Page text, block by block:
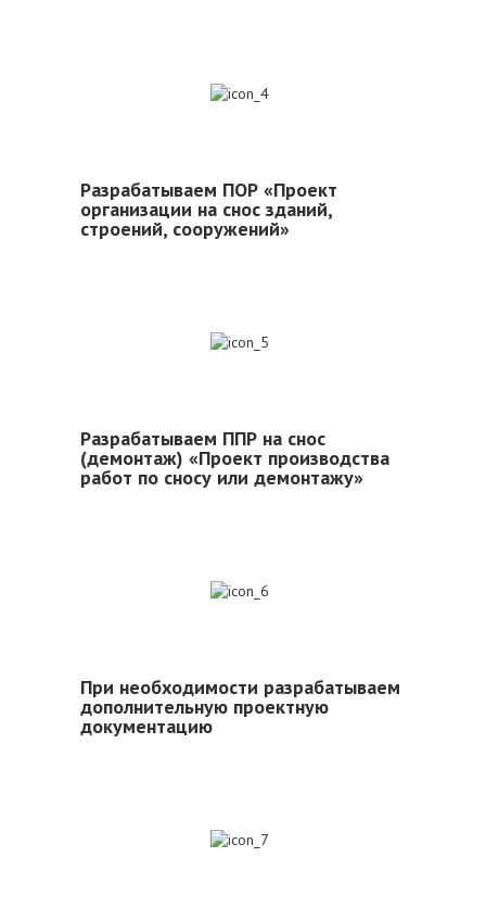
Разрабатываем ПОР «Проект
организации на снос зданий,
строений, сооружений»
Разрабатываем ППР на снос
(демонтаж) «Проект производства
работ по сносу или демонтажу»
При необходимости разрабатываем
дополнительную проектную
документацию